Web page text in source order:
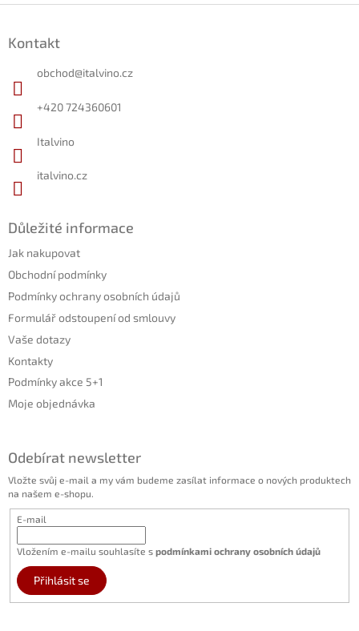
Kontakt
obchod@italvino.cz
+420 724360601
Italvino
italvino.cz
Důležité informace
Jak nakupovat
Obchodní podmínky
Podmínky ochrany osobních údajů
Formulář odstoupení od smlouvy
Vaše dotazy
Kontakty
Podmínky akce 5+1
Moje objednávka
Odebírat newsletter
Vložte svůj e-mail a my vám budeme zasílat informace o nových produktech
na našem e-shopu.
E-mail
Vložením e-mailu souhlasíte s podmínkami ochrany osobních údajů
Přihlásit se